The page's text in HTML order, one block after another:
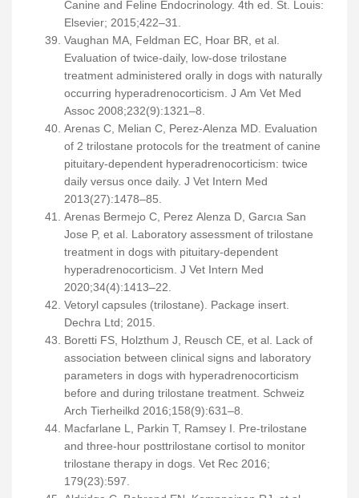
Canine and Feline Endocrinology. 4th ed. St. Louis:
Elsevier; 2015;422–31.
Vaughan MA, Feldman EC, Hoar BR, et al.
Evaluation of twice-daily, low-dose trilostane
treatment administered orally in dogs with naturally
occurring hyperadrenocorticism. J Am Vet Med
Assoc 2008;232(9):1321–8.
Arenas C, Melian C, Perez-Alenza MD. Evaluation
of 2 trilostane protocols for the treatment of canine
pituitary-dependent hyperadrenocorticism: twice
daily versus once daily. J Vet Intern Med
2013(27):1478–85.
Arenas Bermejo C, Perez Alenza D, Garcıa San
Jose P, et al. Laboratory assessment of trilostane
treatment in dogs with pituitary-dependent
hyperadrenocorticism. J Vet Intern Med
2020;34(4):1413–22.
Vetoryl capsules (trilostane). Package insert.
Dechra Ltd; 2015.
Boretti FS, Holzthum J, Reusch CE, et al. Lack of
association between clinical signs and laboratory
parameters in dogs with hyperadrenocorticism
before and during trilostane treatment. Schweiz
Arch Tierheilkd 2016;158(9):631–8.
Macfarlane L, Parkin T, Ramsey I. Pre-trilostane
and three-hour posttrilostane cortisol to monitor
trilostane therapy in dogs. Vet Rec 2016;
179(23):597.